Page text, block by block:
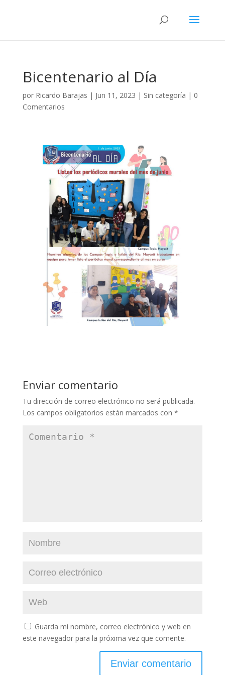
Bicentenario al Día
por Ricardo Barajas | Jun 11, 2023 | Sin categoría | 0
Comentarios
Enviar comentario
Tu dirección de correo electrónico no será publicada.
Los campos obligatorios están marcados con *
Guarda mi nombre, correo electrónico y web en
este navegador para la próxima vez que comente.